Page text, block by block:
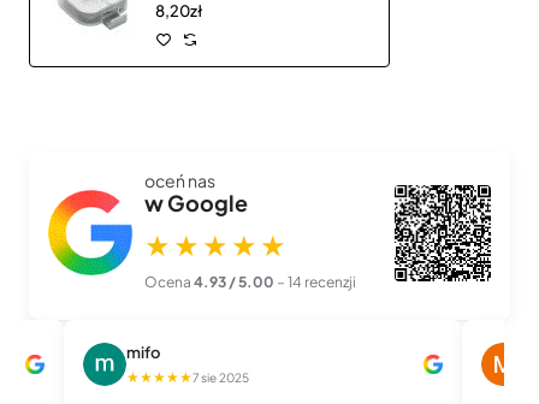
8,20zł
oceń nas
w Google
★★★★★
Ocena 4.93 / 5.00 – 14 recenzji
mifo
★★★★★7 sie 2025